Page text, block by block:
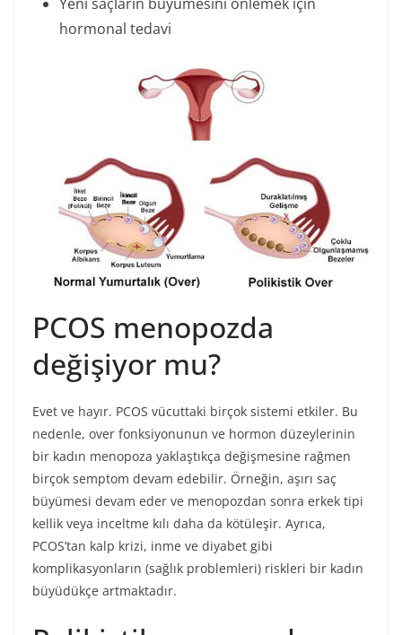
hormonal tedavi
PCOS menopozda
değişiyor mu?
Evet ve hayır. PCOS vücuttaki birçok sistemi etkiler. Bu
nedenle, over fonksiyonunun ve hormon düzeylerinin
bir kadın menopoza yaklaştıkça değişmesine rağmen
birçok semptom devam edebilir. Örneğin, aşırı saç
büyümesi devam eder ve menopozdan sonra erkek tipi
kellik veya inceltme kılı daha da kötüleşir. Ayrıca,
PCOS’tan kalp krizi, inme ve diyabet gibi
komplikasyonların (sağlık problemleri) riskleri bir kadın
büyüdükçe artmaktadır.